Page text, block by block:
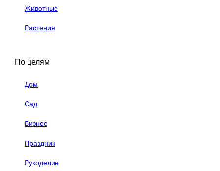
Животные
Растения
По целям
Дом
Сад
Бизнес
Праздник
Рукоделие